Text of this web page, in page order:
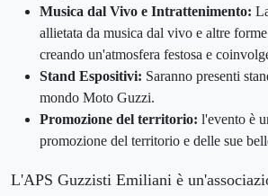
Musica dal Vivo e Intrattenimento:
allietata da musica dal vivo e altre
creando un'atmosfera festosa e
Stand Espositivi: Saranno presenti
mondo Moto Guzzi.
Promozione del territorio: l'evento è
promozione del territorio e delle sue
L'APS Guzzisti Emiliani è